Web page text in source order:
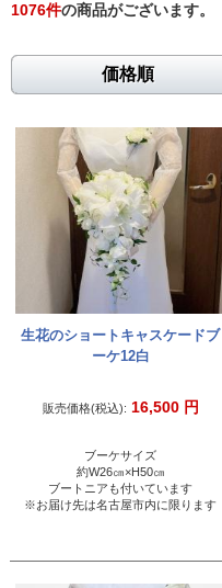
1076件の商品がございます。
価格順
生花のショートキャスケードブ
ーケ12白
販売価格(税込): 16,500 円
ブーケサイズ
約W26㎝×H50㎝
ブートニアも付いています
※お届け先は名古屋市内に限ります